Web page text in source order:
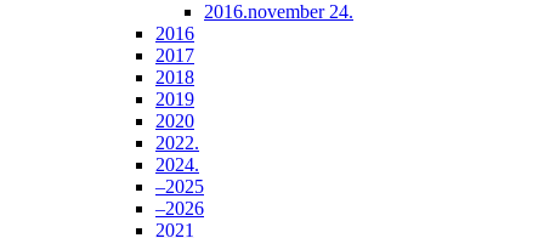
2016.november 24.
2016
2017
2018
2019
2020
2022.
2024.
–2025
–2026
2021